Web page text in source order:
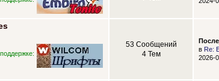
53 Сообщений
4 Тем
в Re:
2026-